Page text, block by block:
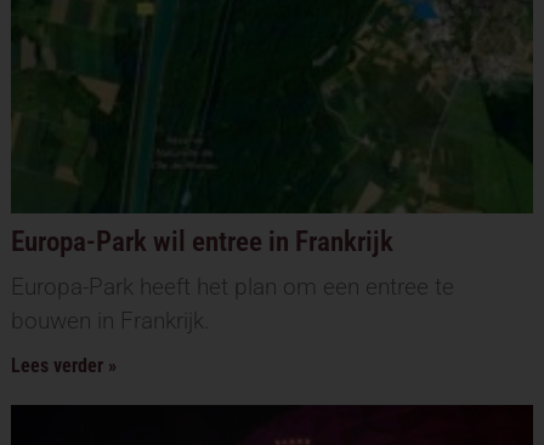
Europa-Park wil entree in Frankrijk
Europa-Park heeft het plan om een entree te
bouwen in Frankrijk.
Lees verder »